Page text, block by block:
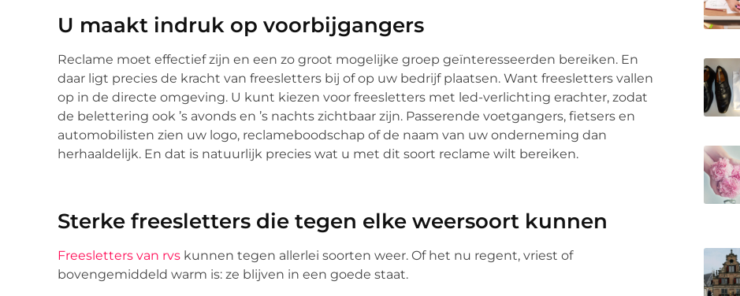
U maakt indruk op voorbijgangers
Reclame moet effectief zijn en een zo groot mogelijke groep geïnteresseerden bereiken. En
daar ligt precies de kracht van freesletters bij of op uw bedrijf plaatsen. Want freesletters vallen
op in de directe omgeving. U kunt kiezen voor freesletters met led-verlichting erachter, zodat
de belettering ook ’s avonds en ’s nachts zichtbaar zijn. Passerende voetgangers, fietsers en
automobilisten zien uw logo, reclameboodschap of de naam van uw onderneming dan
herhaaldelijk. En dat is natuurlijk precies wat u met dit soort reclame wilt bereiken.
Sterke freesletters die tegen elke weersoort kunnen
Freesletters van rvs kunnen tegen allerlei soorten weer. Of het nu regent, vriest of
bovengemiddeld warm is: ze blijven in een goede staat.